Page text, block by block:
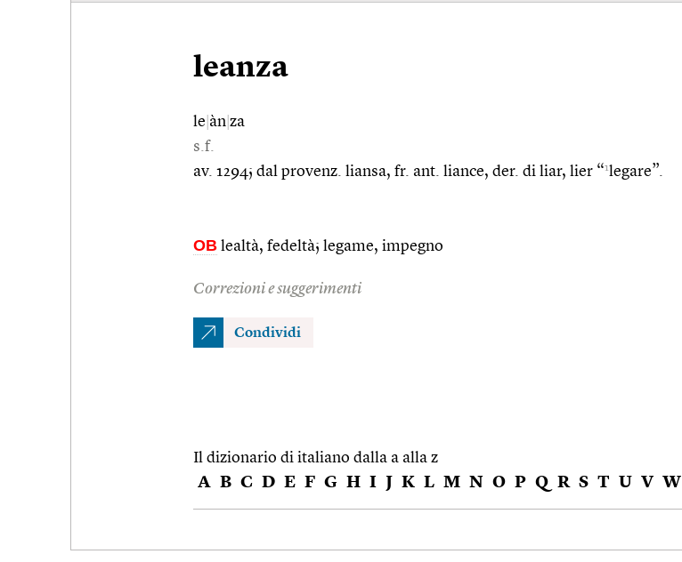
leanza
le àn za
s.f.
av. 1294; dal provenz. liansa, fr. ant. liance, der. di liar, lier “1legare”.
OB lealtà, fedeltà; legame, impegno
Correzioni e suggerimenti
Condividi
Il dizionario di italiano dalla a alla z
A B C D E F G H I J K L M N O P Q R S T U V W